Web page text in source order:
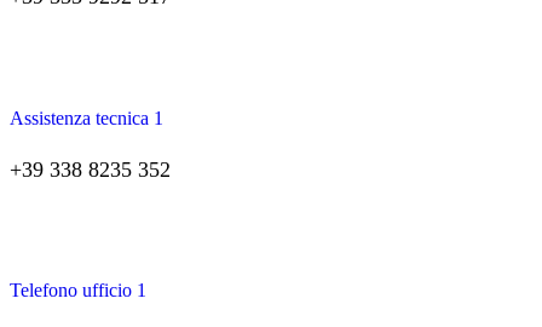
Assistenza tecnica 1
+39 338 8235 352
Telefono ufficio 1